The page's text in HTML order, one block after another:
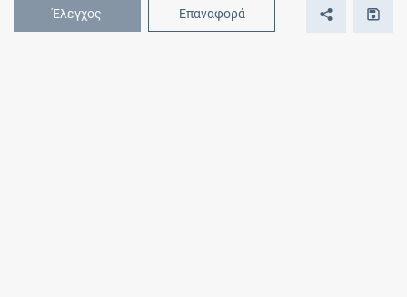
Έλεγχος Επαναφορά